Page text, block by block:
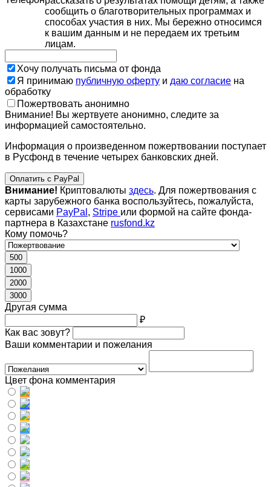
сообщить о благотворительных программах и
способах участия в них. Мы бережно относимся
к вашим данным и не передаем их третьим
лицам.
Хочу получать письма от фонда
Я принимаю публичную оферту и даю согласие на
обработку
Пожертвовать анонимно
Внимание! Вы жертвуете анонимно, следите за
информацией самостоятельно.
Информация о произведенном пожертвовании поступает
в Русфонд в течение четырех банковских дней.
Оплатить с PayPal
Внимание! Криптовалюты здесь. Для пожертвования с
карты зарубежного банка воспользуйтесь, пожалуйста,
сервисами PayPal , Stripe или формой на сайте фонда-
партнера в Казахстане rusfond.kz
Кому помочь?
500
1000
2000
3000
Другая сумма
₽
Как вас зовут?
Ваши комментарии и пожелания
Цвет фона комментария